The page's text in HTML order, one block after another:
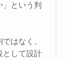
」という判
はなく、
として設計